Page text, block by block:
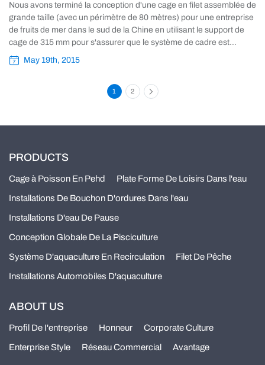
Nous avons terminé la conception d'une cage en filet assemblée de
grande taille (avec un périmètre de 80 mètres) pour une entreprise
de fruits de mer dans le sud de la Chine en utilisant le support de
cage de 315 mm pour s'assurer que le système de cadre est
beaucoup plus ferme et plus stable.
May 19th, 2015
1 2
PRODUCTS
Cage à Poisson En Pehd Plate Forme De Loisirs Dans l'eau
Installations De Bouchon D'ordures Dans l'eau
Installations D'eau De Pause
Conception Globale De La Pisciculture
Système D'aquaculture En Recirculation Filet De Pêche
Installations Automobiles D'aquaculture
ABOUT US
Profil De I'entreprise Honneur Corporate Culture
Enterprise Style Réseau Commercial Avantage